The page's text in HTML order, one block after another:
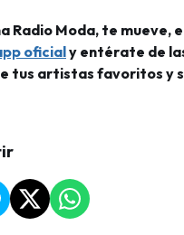
Radio Moda, te mueve,
oficialy entérate de
tus artistas favoritos y